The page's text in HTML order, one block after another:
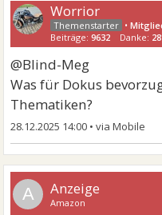
Worrior
•
Beiträge:9632 Danke:
@Blind-Meg
Was für Dokus
Thematiken?
28.12.2025 14:00 •
A